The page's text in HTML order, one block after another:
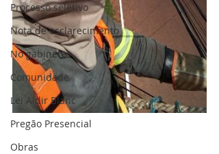
Processo seletivo
Nota de esclarecimento
No gabinete
Comunidade
Lei Aldir Blanc
Pregão Presencial
Obras